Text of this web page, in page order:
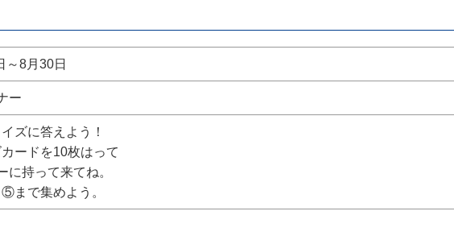
～8月30日
ー
ズに答えよう！
ードを10枚はって
に持って来てね。
まで集めよう。